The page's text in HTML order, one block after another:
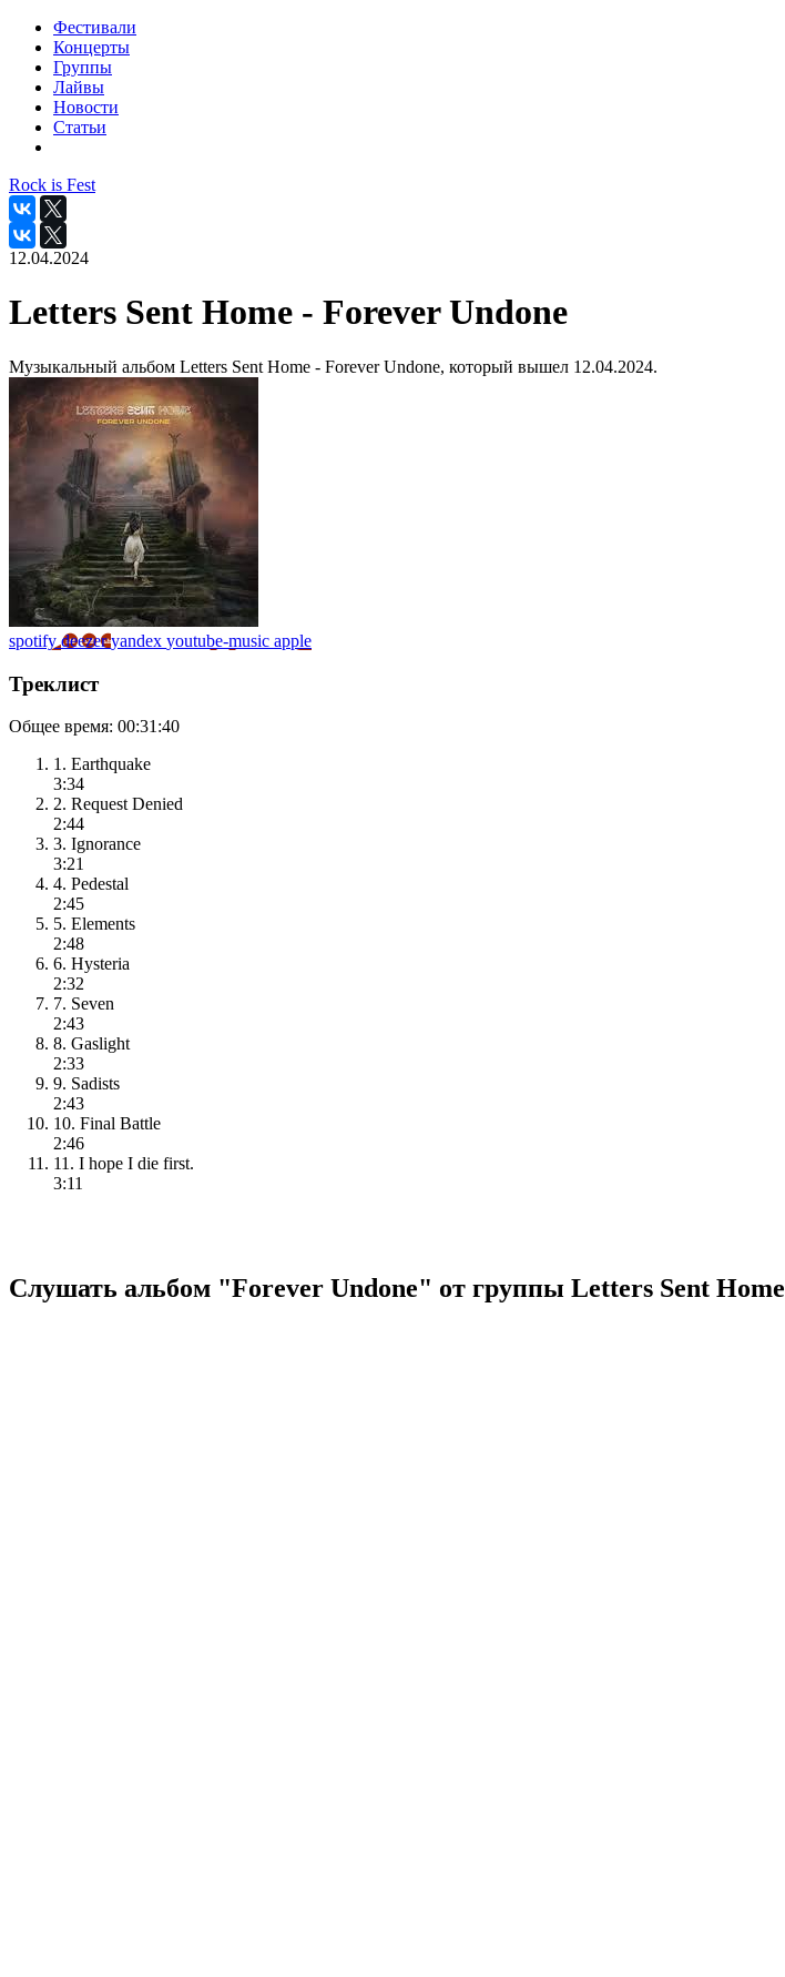
Фестивали
Концерты
Группы
Лайвы
Новости
Статьи
Rock is Fest
12.04.2024
Letters Sent Home - Forever Undone
Музыкальный альбом Letters Sent Home - Forever Undone, который вышел 12.04.2024.
spotifydeezeryandex youtube-music apple
Треклист
Общее время: 00:31:40
1. Earthquake
3:34
2. Request Denied
2:44
3. Ignorance
3:21
4. Pedestal
2:45
5. Elements
2:48
6. Hysteria
2:32
7. Seven
2:43
8. Gaslight
2:33
9. Sadists
2:43
10. Final Battle
2:46
11. I hope I die first.
3:11
Слушать альбом "Forever Undone" от группы Letters Sent Home